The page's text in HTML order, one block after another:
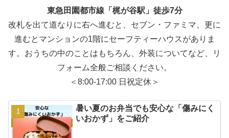
東急田園都市線「梶が谷駅」徒歩7分
改札を出て道なりに右へ進むと、セブン・ファミマ、更に
進むとマンションの1階にセーフティーハウスがありま
す。おうちの中のことはもちろん、外装についてなど、リ
フォーム全般ご相談ください。
＜8:00-17:00 日祝定休＞
暑い夏のお弁当でも安心な「傷みにく
いおかず」をご紹介